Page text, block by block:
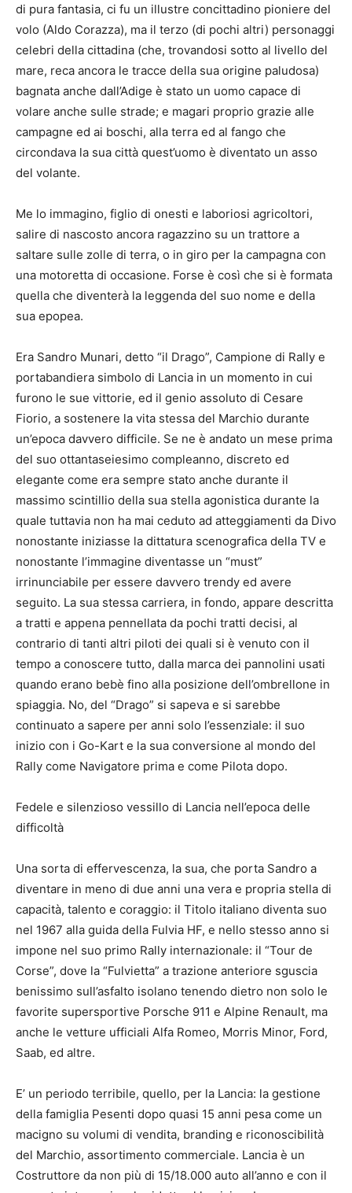
di pura fantasia, ci fu un illustre concittadino pioniere del
volo (Aldo Corazza), ma il terzo (di pochi altri) personaggi
celebri della cittadina (che, trovandosi sotto al livello del
mare, reca ancora le tracce della sua origine paludosa)
bagnata anche dall’Adige è stato un uomo capace di
volare anche sulle strade; e magari proprio grazie alle
campagne ed ai boschi, alla terra ed al fango che
circondava la sua città quest’uomo è diventato un asso
del volante.
Me lo immagino, figlio di onesti e laboriosi agricoltori,
salire di nascosto ancora ragazzino su un trattore a
saltare sulle zolle di terra, o in giro per la campagna con
una motoretta di occasione. Forse è così che si è formata
quella che diventerà la leggenda del suo nome e della
sua epopea.
Era Sandro Munari, detto “il Drago”, Campione di Rally e
portabandiera simbolo di Lancia in un momento in cui
furono le sue vittorie, ed il genio assoluto di Cesare
Fiorio, a sostenere la vita stessa del Marchio durante
un’epoca davvero difficile. Se ne è andato un mese prima
del suo ottantaseiesimo compleanno, discreto ed
elegante come era sempre stato anche durante il
massimo scintillio della sua stella agonistica durante la
quale tuttavia non ha mai ceduto ad atteggiamenti da Divo
nonostante iniziasse la dittatura scenografica della TV e
nonostante l’immagine diventasse un “must”
irrinunciabile per essere davvero trendy ed avere
seguito. La sua stessa carriera, in fondo, appare descritta
a tratti e appena pennellata da pochi tratti decisi, al
contrario di tanti altri piloti dei quali si è venuto con il
tempo a conoscere tutto, dalla marca dei pannolini usati
quando erano bebè fino alla posizione dell’ombrellone in
spiaggia. No, del “Drago” si sapeva e si sarebbe
continuato a sapere per anni solo l’essenziale: il suo
inizio con i Go-Kart e la sua conversione al mondo del
Rally come Navigatore prima e come Pilota dopo.
Fedele e silenzioso vessillo di Lancia nell’epoca delle
difficoltà
Una sorta di effervescenza, la sua, che porta Sandro a
diventare in meno di due anni una vera e propria stella di
capacità, talento e coraggio: il Titolo italiano diventa suo
nel 1967 alla guida della Fulvia HF, e nello stesso anno si
impone nel suo primo Rally internazionale: il “Tour de
Corse”, dove la “Fulvietta” a trazione anteriore sguscia
benissimo sull’asfalto isolano tenendo dietro non solo le
favorite supersportive Porsche 911 e Alpine Renault, ma
anche le vetture ufficiali Alfa Romeo, Morris Minor, Ford,
Saab, ed altre.
E’ un periodo terribile, quello, per la Lancia: la gestione
della famiglia Pesenti dopo quasi 15 anni pesa come un
macigno su volumi di vendita, branding e riconoscibilità
del Marchio, assortimento commerciale. Lancia è un
Costruttore da non più di 15/18.000 auto all’anno e con il